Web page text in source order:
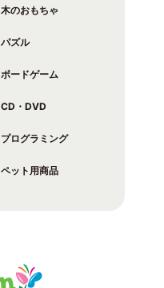
木のおもちゃ
パズル
ボードゲーム
CD・DVD
プログラミング
ペット用商品